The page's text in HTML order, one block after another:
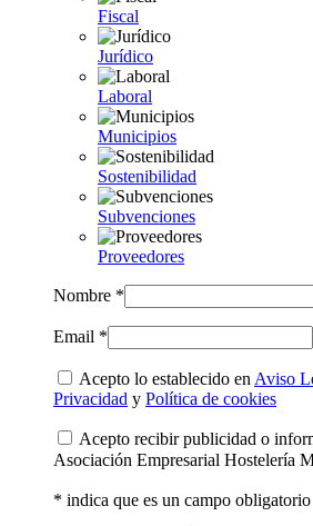
Fiscal
Jurídico
Laboral
Municipios
Sostenibilidad
Subvenciones
Proveedores
Nombre *
Email *
Acepto lo establecido en Aviso
Privacidad y Política de cookies
Acepto recibir publicidad o
Asociación Empresarial Hostelería
* indica que es un campo obligatorio